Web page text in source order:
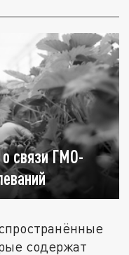
о связи ГМО-
содержат